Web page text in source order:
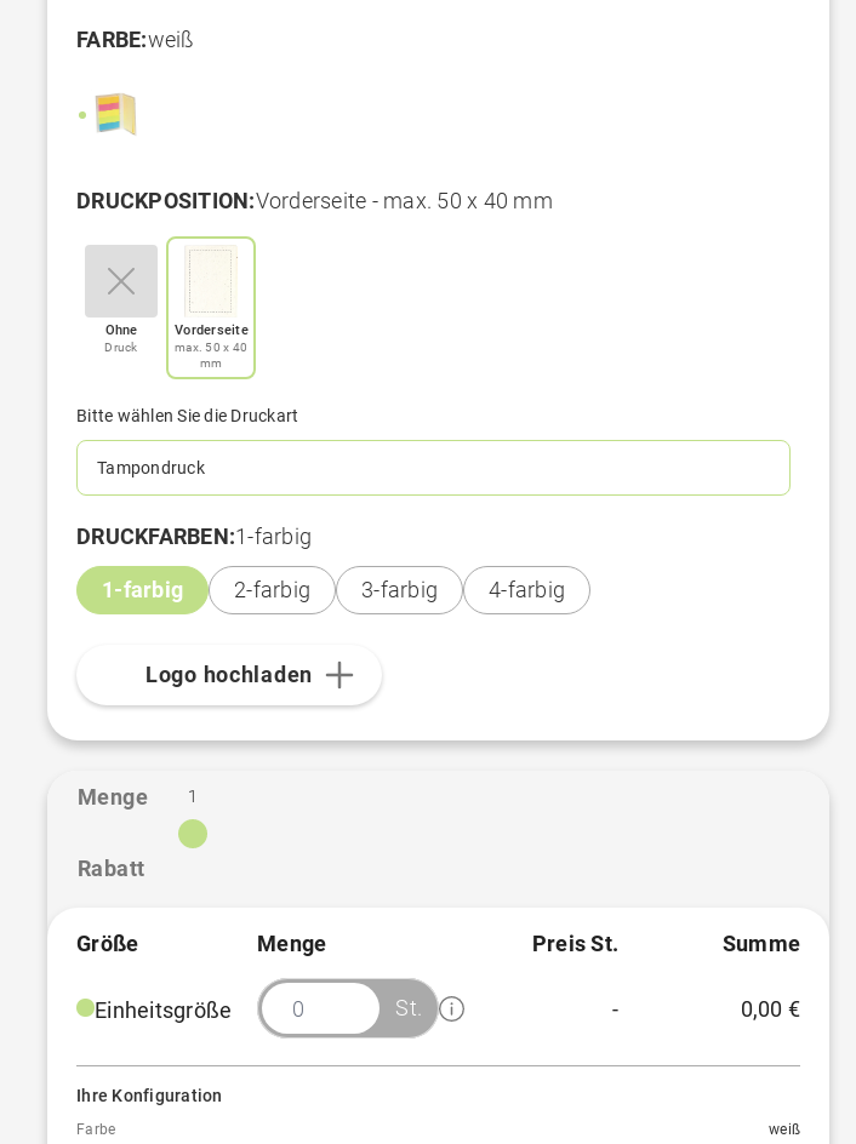
FARBE:weiß
DRUCKPOSITION:Vorderseite - max. 50 x 40 mm
Ohne
Druck
Vorderseite
max. 50 x 40
mm
Bitte wählen Sie die Druckart
Tampondruck
DRUCKFARBEN:1-farbig
1-farbig 2-farbig 3-farbig 4-farbig
Logo hochladen
Menge
Rabatt
1
Größe Menge Preis St. Summe
Einheitsgröße St. - 0,00 €
Ihre Konfiguration
Farbe
weiß